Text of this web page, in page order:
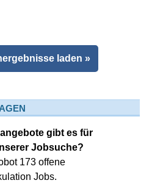
laden »
gibt es für
Jobsuche?
173 offene
Jobs.